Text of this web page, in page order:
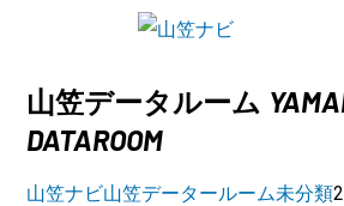
山笠データルーム
DATAROOM
山笠ナビ山笠データールーム未分類